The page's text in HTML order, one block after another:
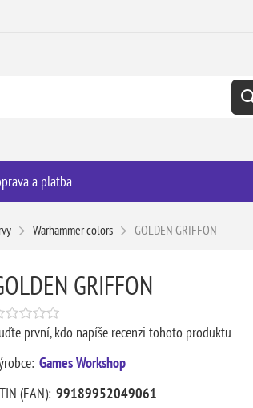
a platba
Warhammer colors GOLDEN GRIFFON
GRIFFON
první, kdo napíše recenzi tohoto produktu
Games Workshop
(EAN): 99189952049061